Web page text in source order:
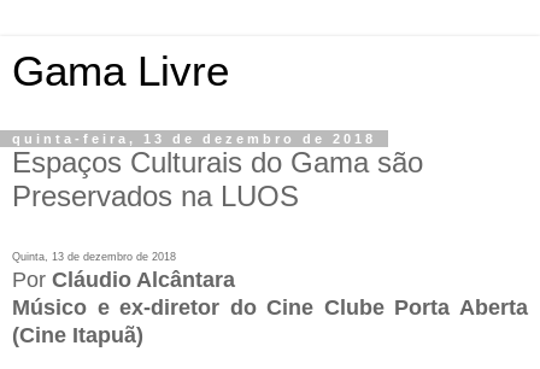
Gama Livre
quinta-feira, 13 de dezembro de 2018
Espaços Culturais do Gama são
Preservados na LUOS
Quinta, 13 de dezembro de 2018
Por Cláudio Alcântara
Músico e ex-diretor do Cine Clube Porta Aberta
(Cine Itapuã)